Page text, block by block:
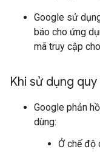
Google sử
báo cho ứng
mã truy cập
Khi sử dụng
Google phản
dùng:
Ở chế độ